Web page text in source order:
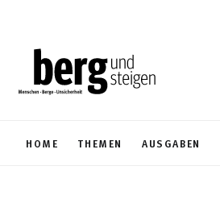
HOME THEMEN AUSGABEN